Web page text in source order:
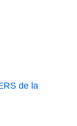
de la